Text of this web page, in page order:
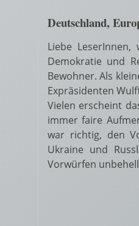
Deutschland,
Liebe
Demokratie und
Bewohner. Als
Expräsidenten
Vielen erscheint
immer faire
war richtig, den
Ukraine und
Vorwürfen